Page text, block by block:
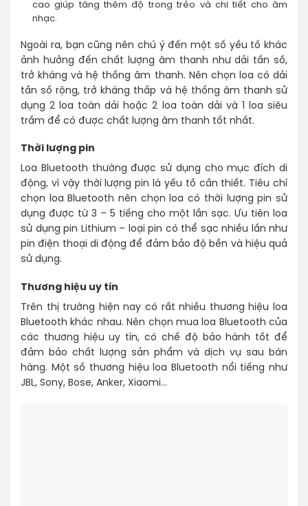
cao giúp tăng thêm độ trong trẻo và chi tiết cho âm
nhạc.
Ngoài ra, bạn cũng nên chú ý đến một số yếu tố khác
ảnh hưởng đến chất lượng âm thanh như dải tần số,
trở kháng và hệ thống âm thanh. Nên chọn loa có dải
tần số rộng, trở kháng thấp và hệ thống âm thanh sử
dụng 2 loa toàn dải hoặc 2 loa toàn dải và 1 loa siêu
trầm để có được chất lượng âm thanh tốt nhất.
Thời lượng pin
Loa Bluetooth thường được sử dụng cho mục đích di
động, vì vậy thời lượng pin là yếu tố cần thiết. Tiêu chí
chọn loa Bluetooth nên chọn loa có thời lượng pin sử
dụng được từ 3 – 5 tiếng cho một lần sạc. Ưu tiên loa
sử dụng pin Lithium – loại pin có thể sạc nhiều lần như
pin điện thoại di động để đảm bảo độ bền và hiệu quả
sử dụng.
Thương hiệu uy tín
Trên thị trường hiện nay có rất nhiều thương hiệu loa
Bluetooth khác nhau. Nên chọn mua loa Bluetooth của
các thương hiệu uy tín, có chế độ bảo hành tốt để
đảm bảo chất lượng sản phẩm và dịch vụ sau bán
hàng. Một số thương hiệu loa Bluetooth nổi tiếng như
JBL, Sony, Bose, Anker, Xiaomi…